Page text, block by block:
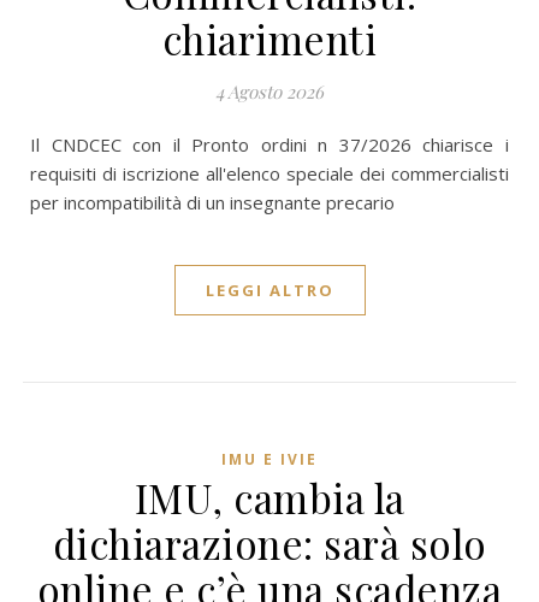
chiarimenti
4 Agosto 2026
Il CNDCEC con il Pronto ordini n 37/2026 chiarisce i
requisiti di iscrizione all'elenco speciale dei commercialisti
per incompatibilità di un insegnante precario
LEGGI ALTRO
IMU E IVIE
IMU, cambia la
dichiarazione: sarà solo
online e c’è una scadenza